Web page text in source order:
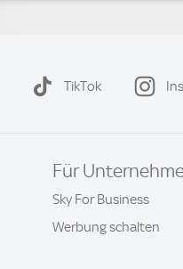
TikTok
Für
Sky For Business
Werbung schalten